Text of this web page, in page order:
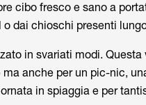
cibo fresco e sano a
dai chioschi presenti
in svariati modi. Questa
anche per un pic-nic,
in spiaggia e per